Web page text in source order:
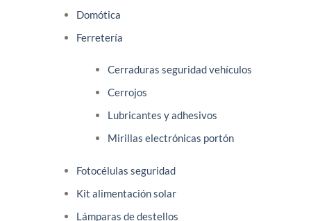
Domótica
Ferretería
Cerraduras seguridad vehículos
Cerrojos
Lubricantes y adhesivos
Mirillas electrónicas portón
Fotocélulas seguridad
Kit alimentación solar
Lámparas de destellos